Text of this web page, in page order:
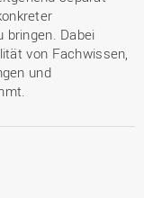
bringen. Dabei
von Fachwissen,
und